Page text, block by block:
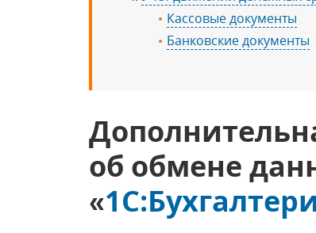
Кассовые документы
Банковские документы
об обмене
«